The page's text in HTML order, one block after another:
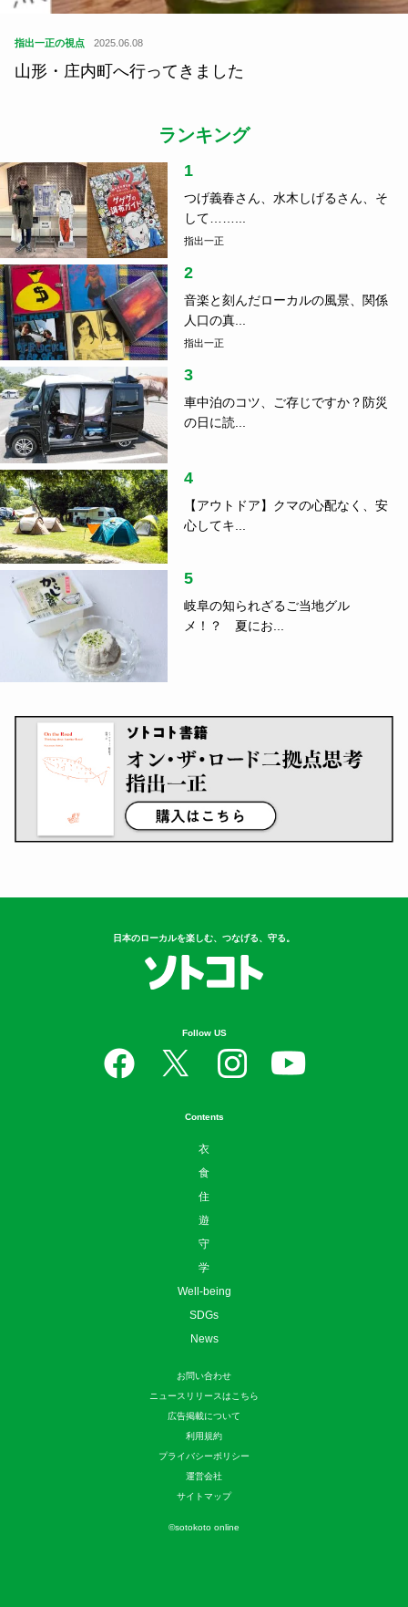
指出一正の視点 2025.06.08
山形・庄内町へ行ってきました
ランキング
1
つげ義春さん、水木しげるさん、そ
して……...
指出一正
2
音楽と刻んだローカルの風景、関係
人口の真...
指出一正
3
車中泊のコツ、ご存じですか？防災
の日に読...
4
【アウトドア】クマの心配なく、安
心してキ...
5
岐阜の知られざるご当地グル
メ！？ 夏にお...
日本のローカルを楽しむ、つなげる、守る。
Follow US
Contents
衣
食
住
遊
守
学
Well-being
SDGs
News
お問い合わせ
ニュースリリースはこちら
広告掲載について
利用規約
プライバシーポリシー
運営会社
サイトマップ
©sotokoto online